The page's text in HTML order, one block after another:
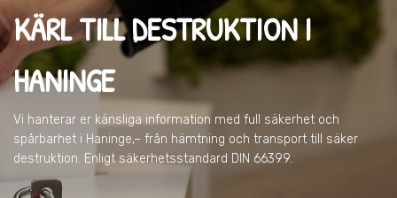
KÄRL TILL DESTRUKTION I
HANINGE
Vi hanterar er känsliga information med full säkerhet och
spårbarhet i Haninge,– från hämtning och transport till säker
destruktion. Enligt säkerhetsstandard DIN 66399.